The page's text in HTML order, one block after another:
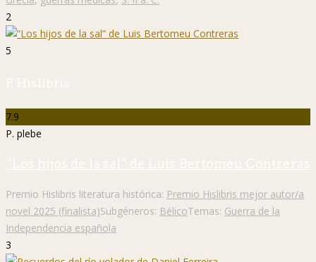
2
5
P. Hislibris
7.9
P. plebe
“Los hijos de la sal” de Luis Bertomeu Contreras
Premio Hislibris literatura histórica: Premio Hislibris mejor autor/a
novel 2025 (finalista)Subgéneros: BélicoTemas: Guerra de la
Independencia española
3